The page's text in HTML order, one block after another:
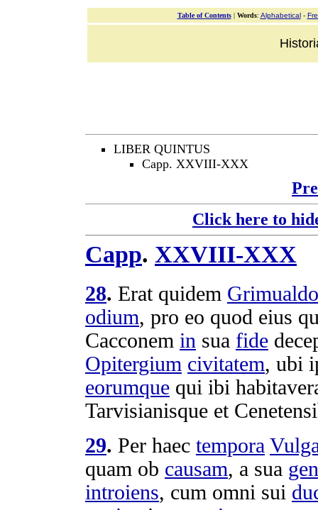
Table of Contents| Words: Alphabetical-
LIBER QUINTUS
Capp. XXVIII-XXX
Click here to
Capp. XXVIII-XXX
28. Erat quidem Grimualdo
odium, pro eo quod eius
Cacconem in sua fide
Opitergium civitatem, ubi
eorumque qui ibi
Tarvisianisque et
29. Per haec tempora
quam ob causam, a sua
introiens, cum omni sui